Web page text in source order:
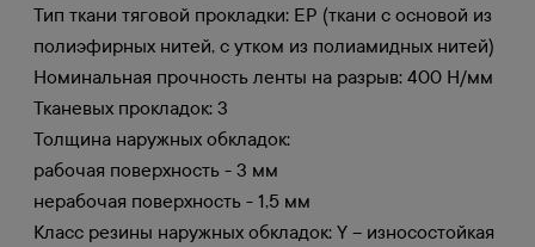
Тип ткани тяговой прокладки: EP (ткани с основой из
полиэфирных нитей, с утком из полиамидных нитей)
Номинальная прочность ленты на разрыв: 400 Н/мм
Тканевых прокладок: 3
Толщина наружных обкладок:
рабочая поверхность - 3 мм
нерабочая поверхность - 1,5 мм
Класс резины наружных обкладок: Y – износостойкая